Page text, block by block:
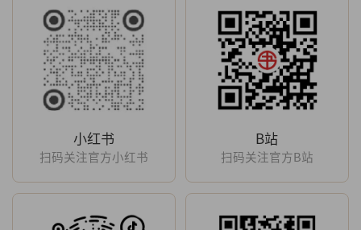
小红书
扫码关注官方小红书
B站
扫码关注官方B站